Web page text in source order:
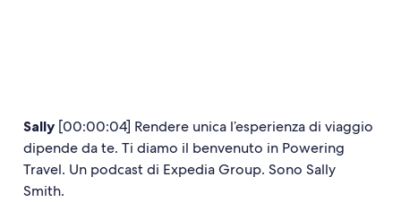
Sally [00:00:04] Rendere unica l’esperienza di viaggio
dipende da te. Ti diamo il benvenuto in Powering
Travel. Un podcast di Expedia Group. Sono Sally
Smith.